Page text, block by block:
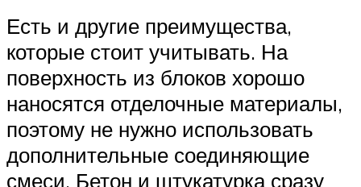
Есть и другие преимущества,
которые стоит учитывать. На
поверхность из блоков хорошо
наносятся отделочные материалы,
поэтому не нужно использовать
дополнительные соединяющие
смеси. Бетон и штукатурка сразу